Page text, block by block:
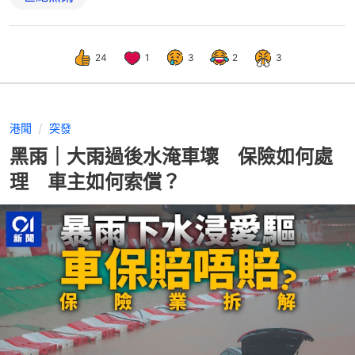
24 1 3 2 3
港聞 突發
黑雨｜大雨過後水淹車壞 保險如何處
理 車主如何索償？